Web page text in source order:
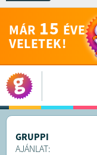
MÁR 15 ÉVE
VELETEK!
GRUPPI
AJÁNLAT: